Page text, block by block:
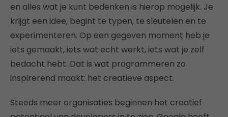
en alles wat je kunt bedenken is hierop mogelijk. Je
krijgt een idee, begint te typen, te sleutelen en te
experimenteren. Op een gegeven moment heb je
iets gemaakt, iets wat echt werkt, iets wat je zelf
bedacht hebt. Dat is wat programmeren zo
inspirerend maakt: het creatieve aspect.
Steeds meer organisaties beginnen het creatief